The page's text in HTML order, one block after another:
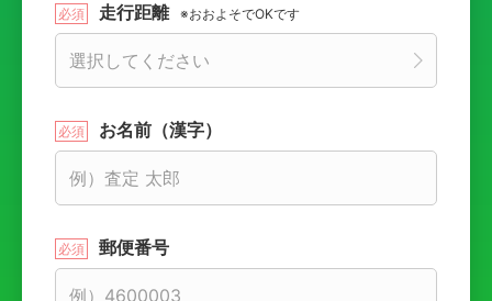
走行距離 ※おおよそでOKです
お名前（漢字）
郵便番号